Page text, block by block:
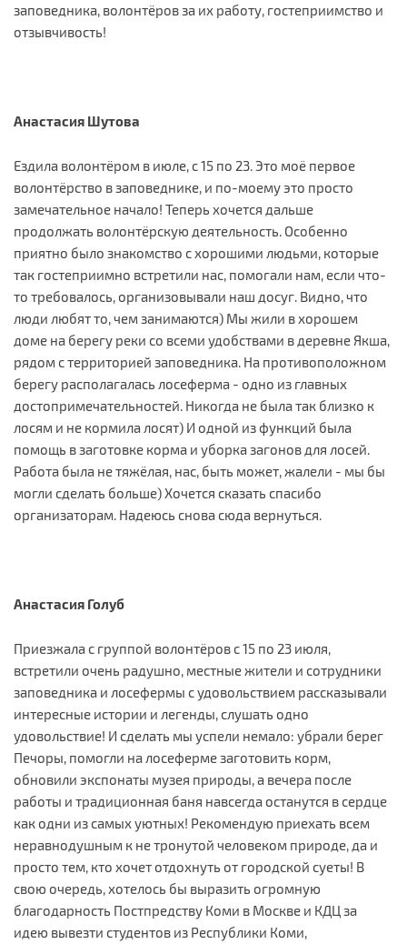
заповедника, волонтёров за их работу, гостеприимство и
отзывчивость!
Анастасия Шутова
Ездила волонтёром в июле, с 15 по 23. Это моё первое
волонтёрство в заповеднике, и по-моему это просто
замечательное начало! Теперь хочется дальше
продолжать волонтёрскую деятельность. Особенно
приятно было знакомство с хорошими людьми, которые
так гостеприимно встретили нас, помогали нам, если что-
то требовалось, организовывали наш досуг. Видно, что
люди любят то, чем занимаются) Мы жили в хорошем
доме на берегу реки со всеми удобствами в деревне Якша,
рядом с территорией заповедника. На противоположном
берегу располагалась лосеферма - одно из главных
достопримечательностей. Никогда не была так близко к
лосям и не кормила лосят) И одной из функций была
помощь в заготовке корма и уборка загонов для лосей.
Работа была не тяжёлая, нас, быть может, жалели - мы бы
могли сделать больше) Хочется сказать спасибо
организаторам. Надеюсь снова сюда вернуться.
Анастасия Голуб
Приезжала с группой волонтёров с 15 по 23 июля,
встретили очень радушно, местные жители и сотрудники
заповедника и лосефермы с удовольствием рассказывали
интересные истории и легенды, слушать одно
удовольствие! И сделать мы успели немало: убрали берег
Печоры, помогли на лосеферме заготовить корм,
обновили экспонаты музея природы, а вечера после
работы и традиционная баня навсегда останутся в сердце
как одни из самых уютных! Рекомендую приехать всем
неравнодушным к не тронутой человеком природе, да и
просто тем, кто хочет отдохнуть от городской суеты! В
свою очередь, хотелось бы выразить огромную
благодарность Постпредству Коми в Москве и КДЦ за
идею вывезти студентов из Республики Коми,